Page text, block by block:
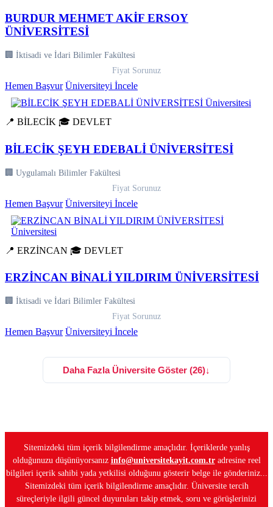
BURDUR MEHMET AKİF ERSOY
ÜNİVERSİTESİ
🏢 İktisadi ve İdari Bilimler Fakültesi
Fiyat Sorunuz
Hemen Başvur Üniversiteyi İncele
📍 BİLECİK 🎓 DEVLET
BİLECİK ŞEYH EDEBALİ ÜNİVERSİTESİ
🏢 Uygulamalı Bilimler Fakültesi
Fiyat Sorunuz
Hemen Başvur Üniversiteyi İncele
📍 ERZİNCAN 🎓 DEVLET
ERZİNCAN BİNALİ YILDIRIM ÜNİVERSİTESİ
🏢 İktisadi ve İdari Bilimler Fakültesi
Fiyat Sorunuz
Hemen Başvur Üniversiteyi İncele
Daha Fazla Üniversite Göster (26)↓
Sitemizdeki tüm içerik bilgilendirme amaçlıdır. İçeriklerde yanlış
olduğunuzu düşünüyorsanız info@universitekayit.com.tradresine reel
bilgileri içerik sahibi yada yetkilisi olduğunu gösterir belge ile gönderiniz...
Sitemizdeki tüm içerik bilgilendirme amaçlıdır. Üniversite tercih
süreçleriyle ilgili güncel duyuruları takip etmek, soru ve görüşlerinizi